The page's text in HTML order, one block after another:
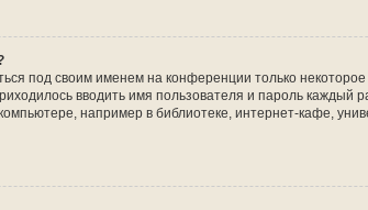
под своим именем на конференции только
вводить имя пользователя и пароль каждый
например в библиотеке, интернет-кафе,